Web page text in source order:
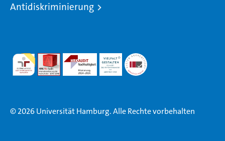
Antidiskriminierung
© 2026 Universität Hamburg. Alle Rechte vorbehalten